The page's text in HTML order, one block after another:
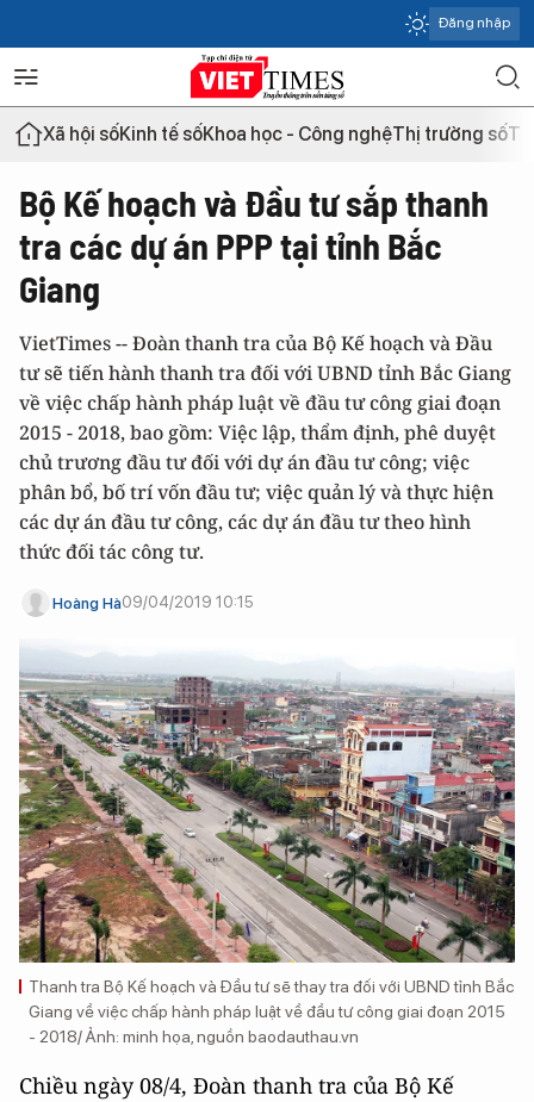
Đăng nhập
Xã hội sốKinh tế sốKhoa học - Công nghệThị trường số
Bộ Kế hoạch và Đầu tư sắp thanh
tra các dự án PPP tại tỉnh Bắc
Giang
VietTimes -- Đoàn thanh tra của Bộ Kế hoạch và Đầu
tư sẽ tiến hành thanh tra đối với UBND tỉnh Bắc Giang
về việc chấp hành pháp luật về đầu tư công giai đoạn
2015 - 2018, bao gồm: Việc lập, thẩm định, phê duyệt
chủ trương đầu tư đối với dự án đầu tư công; việc
phân bổ, bố trí vốn đầu tư; việc quản lý và thực hiện
các dự án đầu tư công, các dự án đầu tư theo hình
thức đối tác công tư.
Hoàng Hà09/04/2019 10:15
Thanh tra Bộ Kế hoạch và Đầu tư sẽ thay tra đối với UBND tỉnh Bắc
Giang về việc chấp hành pháp luật về đầu tư công giai đoạn 2015
- 2018/ Ảnh: minh họa, nguồn baodauthau.vn
Chiều ngày 08/4, Đoàn thanh tra của Bộ Kế